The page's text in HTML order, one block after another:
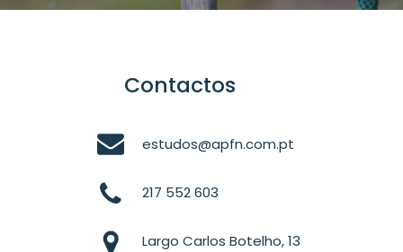
Contactos
estudos@apfn.com.pt
217 552 603
Largo Carlos Botelho, 13